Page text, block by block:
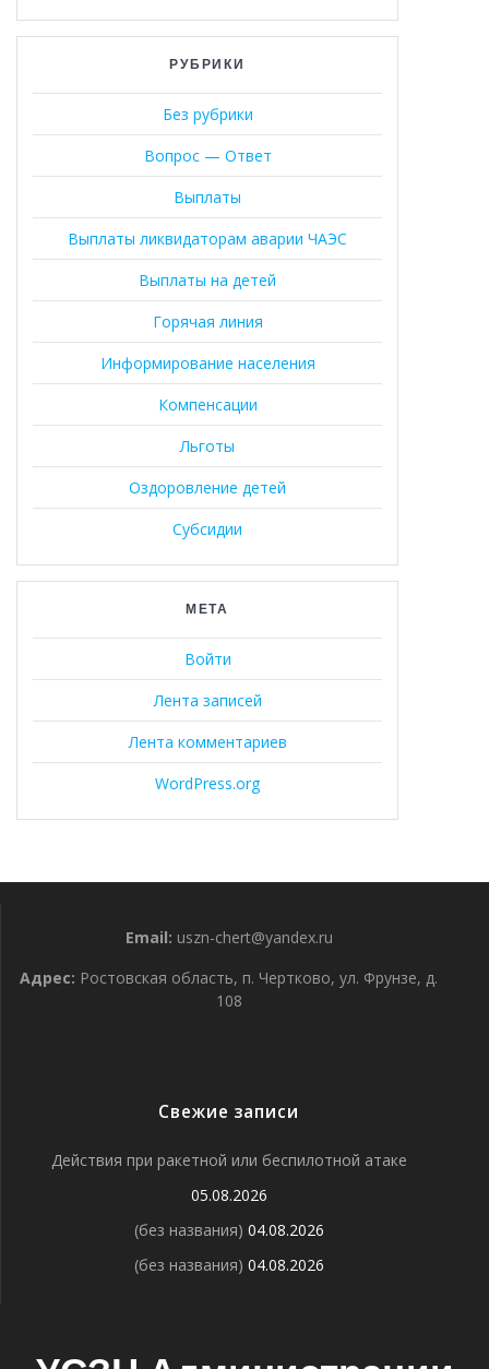
РУБРИКИ
Без рубрики
Вопрос — Ответ
Выплаты
Выплаты ликвидаторам аварии ЧАЭС
Выплаты на детей
Горячая линия
Информирование населения
Компенсации
Льготы
Оздоровление детей
Субсидии
МЕТА
Войти
Лента записей
Лента комментариев
WordPress.org
Email: uszn-chert@yandex.ru
Адрес: Ростовская область, п. Чертково, ул. Фрунзе, д.
108
Свежие записи
Действия при ракетной или беспилотной атаке
05.08.2026
(без названия) 04.08.2026
(без названия) 04.08.2026